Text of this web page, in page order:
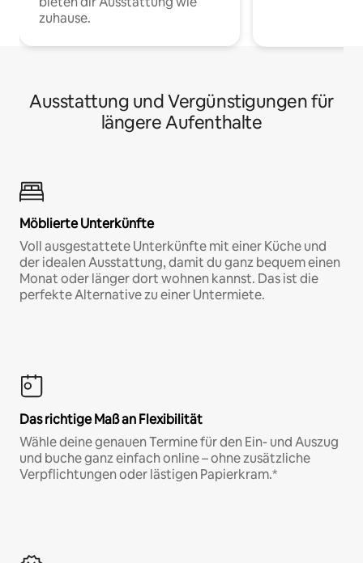
zuhause.
Ausstattung und Vergünstigungen für
längere Aufenthalte
Möblierte Unterkünfte
Voll ausgestattete Unterkünfte mit einer Küche und
der idealen Ausstattung, damit du ganz bequem einen
Monat oder länger dort wohnen kannst. Das ist die
perfekte Alternative zu einer Untermiete.
Das richtige Maß an Flexibilität
Wähle deine genauen Termine für den Ein- und Auszug
und buche ganz einfach online – ohne zusätzliche
Verpflichtungen oder lästigen Papierkram.*